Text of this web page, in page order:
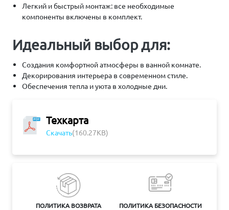
Техкарта
Скачать(160.27KB)
ПОЛИТИКА ВОЗВРАТА ПОЛИТИКА БЕЗОПАСНОСТИ
Легкий и быстрый монтаж: все необходимые
компоненты включены в комплект.
Идеальный выбор для:
Создания комфортной атмосферы в ванной комнате.
Декорирования интерьера в современном стиле.
Обеспечения тепла и уюта в холодные дни.